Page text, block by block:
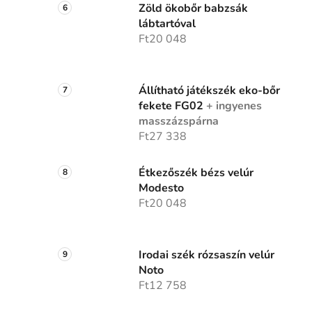
Zöld ökobőr babzsák
lábtartóval
Ft20 048
Állítható játékszék eko-bőr
fekete FG02 + ingyenes
masszázspárna
Ft27 338
Étkezőszék bézs velúr
Modesto
Ft20 048
Irodai szék rózsaszín velúr
Noto
Ft12 758